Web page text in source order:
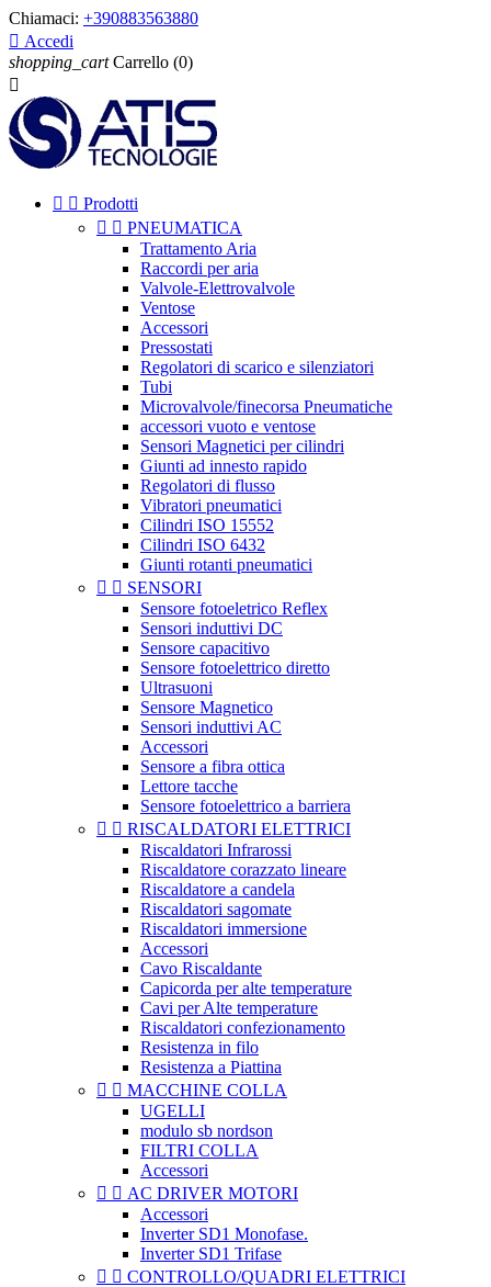
Chiamaci: +390883563880
 Accedi
shopping_cart Carrello (0)

  Prodotti
  PNEUMATICA
Trattamento Aria
Raccordi per aria
Valvole-Elettrovalvole
Ventose
Accessori
Pressostati
Regolatori di scarico e silenziatori
Tubi
Microvalvole/finecorsa Pneumatiche
accessori vuoto e ventose
Sensori Magnetici per cilindri
Giunti ad innesto rapido
Regolatori di flusso
Vibratori pneumatici
Cilindri ISO 15552
Cilindri ISO 6432
Giunti rotanti pneumatici
  SENSORI
Sensore fotoeletrico Reflex
Sensori induttivi DC
Sensore capacitivo
Sensore fotoelettrico diretto
Ultrasuoni
Sensore Magnetico
Sensori induttivi AC
Accessori
Sensore a fibra ottica
Lettore tacche
Sensore fotoelettrico a barriera
  RISCALDATORI ELETTRICI
Riscaldatori Infrarossi
Riscaldatore corazzato lineare
Riscaldatore a candela
Riscaldatori sagomate
Riscaldatori immersione
Accessori
Cavo Riscaldante
Capicorda per alte temperature
Cavi per Alte temperature
Riscaldatori confezionamento
Resistenza in filo
Resistenza a Piattina
  MACCHINE COLLA
UGELLI
modulo sb nordson
FILTRI COLLA
Accessori
  AC DRIVER MOTORI
Accessori
Inverter SD1 Monofase.
Inverter SD1 Trifase
  CONTROLLO/QUADRI ELETTRICI